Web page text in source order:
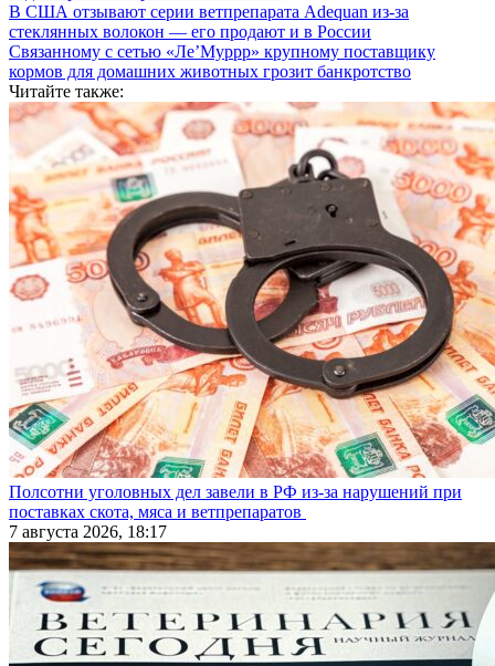
В США отзывают серии ветпрепарата Adequan из-за
стеклянных волокон — его продают и в России
Связанному с сетью «Ле’Муррр» крупному поставщику
кормов для домашних животных грозит банкротство
Читайте также:
Полсотни уголовных дел завели в РФ из-за нарушений при
поставках скота, мяса и ветпрепаратов
7 августа 2026, 18:17